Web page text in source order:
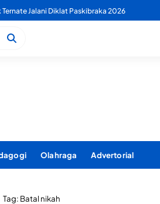
Jalani Diklat Paskibraka 2026
Olahraga Advertorial
Tag: Batal nikah